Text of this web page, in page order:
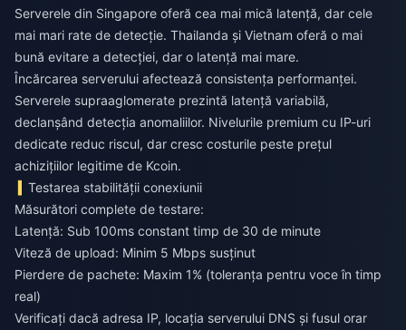
Serverele din Singapore oferă cea mai mică latență, dar cele
mai mari rate de detecție. Thailanda și Vietnam oferă o mai
bună evitare a detecției, dar o latență mai mare.
Încărcarea serverului afectează consistența performanței.
Serverele supraaglomerate prezintă latență variabilă,
declanșând detecția anomaliilor. Nivelurile premium cu IP-uri
dedicate reduc riscul, dar cresc costurile peste prețul
achizițiilor legitime de Kcoin.
Testarea stabilității conexiunii
Măsurători complete de testare:
Latență: Sub 100ms constant timp de 30 de minute
Viteză de upload: Minim 5 Mbps susținut
Pierdere de pachete: Maxim 1% (toleranța pentru voce în timp
real)
Verificați dacă adresa IP, locația serverului DNS și fusul orar